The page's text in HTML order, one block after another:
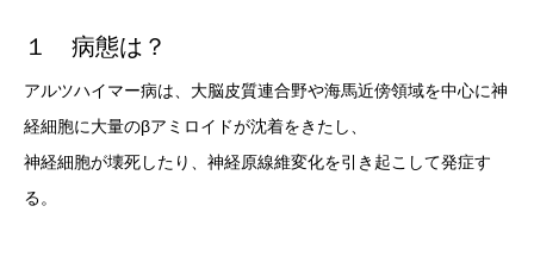
１ 病態は？
アルツハイマー病は、大脳皮質連合野や海馬近傍領域を中心に神
経細胞に大量のβアミロイドが沈着をきたし、
神経細胞が壊死したり、神経原線維変化を引き起こして発症す
る。